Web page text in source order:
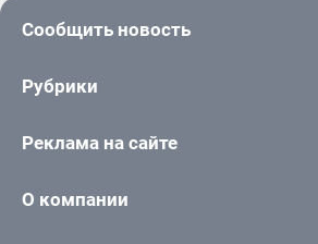
Сообщить новость
Рубрики
Реклама на сайте
О компании